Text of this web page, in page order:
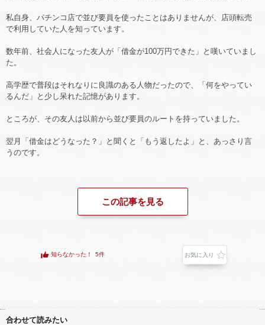
私自身、パチンコ店で並び要員を使ったことはありませんが、店頭転売
で利用していた人を知っています。
数年前、社会人になった友人が「借金が100万円できた」と嘆いていまし
た。
高学歴で普段はそれなりに良識のある人物だったので、「何をやってい
るんだ」と少し呆れた記憶があります。
ところが、その友人は以前から並び要員のルートを持っていました。
翌月「借金はどうなった？」と聞くと「もう返したよ」と、あっさり言
うのです。
この記事を見る
知らなかった！ 5件 お気に入り
合わせて読みたい